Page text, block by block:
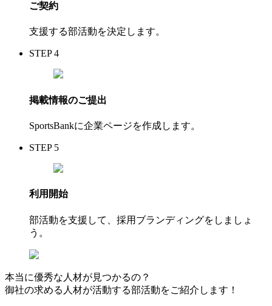
ご契約
支援する部活動を決定します。
STEP 4
掲載情報のご提出
SportsBankに企業ページを作成します。
STEP 5
利用開始
部活動を支援して、採用ブランディングをしましょ
う。
本当に優秀な人材が見つかるの？
御社の求める人材が活動する部活動をご紹介します！